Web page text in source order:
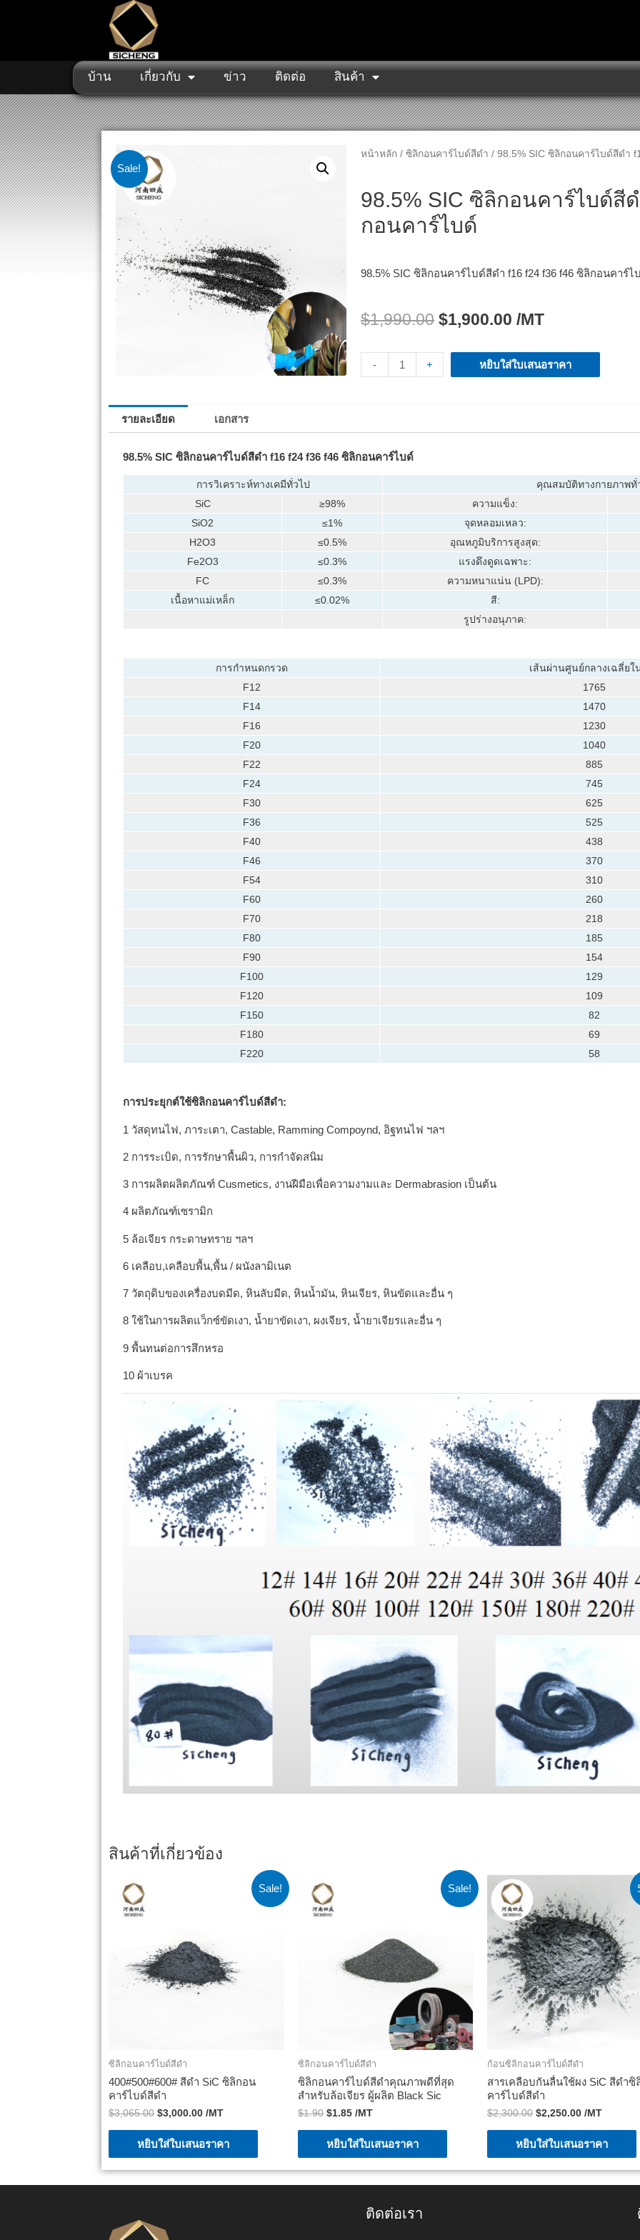
บ้าน เกี่ยวกับ ข่าว ติดต่อ สินค้า
Sale!
หน้าหลัก /ซิลิกอนคาร์ไบด์สีดำ / 98.5% SIC ซิลิกอนคาร์ไบด์สีดำ
98.5% SIC ซิลิกอนคาร์ไบด์สี
กอนคาร์ไบด์
98.5% SIC ซิลิกอนคาร์ไบด์สีดำ f16 f24 f36 f46 ซิลิกอนคาร์ไ
$1,990.00 $1,900.00 /MT
- + หยิบใส่ใบเสนอราคา
รายละเอียด เอกสาร
98.5% SIC ซิลิกอนคาร์ไบด์สีดำ f16 f24 f36 f46 ซิลิกอนคาร์ไบด์
การวิเคราะห์ทางเคมีทั่วไป
คุณสมบัติทางกายภาพทั่
SiC
≥98% ความแข็ง:
SiO2
≤1% จุดหลอมเหลว:
H2O3
≤0.5% อุณหภูมิบริการสูงสุด:
Fe2O3
≤0.3% แรงดึงดูดเฉพาะ:
FC
≤0.3% ความหนาแน่น (LPD):
เนื้อหาแม่เหล็ก
≤0.02% สี:
รูปร่างอนุภาค:
การกำหนดกรวด
เส้นผ่านศูนย์กลางเฉลี่ยใ
F12
1765
F14
1470
F16
1230
F20
1040
F22
885
F24
745
F30
625
F36
525
F40
438
F46
370
F54
310
F60
260
F70
218
F80
185
F90
154
F100
129
F120
109
F150
82
F180
69
F220
58
การประยุกต์ใช้ซิลิกอนคาร์ไบด์สีดำ:
1 วัสดุทนไฟ, ภาระเตา, Castable, Ramming Compoynd, อิฐทนไฟ ฯลฯ
2 การระเบิด, การรักษาพื้นผิว, การกำจัดสนิม
3 การผลิตผลิตภัณฑ์ Cusmetics, งานฝีมือเพื่อความงามและ Dermabrasion เป็นต้น
4 ผลิตภัณฑ์เซรามิก
5 ล้อเจียร กระดาษทราย ฯลฯ
6 เคลือบ,เคลือบพื้น,พื้น / ผนังลามิเนต
7 วัตถุดิบของเครื่องบดมีด, หินลับมีด, หินน้ำมัน, หินเจียร, หินขัดและอื่น ๆ
8 ใช้ในการผลิตแว็กซ์ขัดเงา, น้ำยาขัดเงา, ผงเจียร, น้ำยาเจียรและอื่น ๆ
9 พื้นทนต่อการสึกหรอ
10 ผ้าเบรค
สินค้าที่เกี่ยวข้อง
Sale!
ซิลิกอนคาร์ไบด์สีดำ
400#500#600# สีดำ SiC ซิลิกอน
คาร์ไบด์สีดำ
$3,065.00 $3,000.00 /MT
หยิบใส่ใบเสนอราคา
Sale!
ซิลิกอนคาร์ไบด์สีดำ
ซิลิกอนคาร์ไบด์สีดำคุณภาพดีที่สุด
สำหรับล้อเจียร ผู้ผลิต Black Sic
$1.90 $1.85 /MT
หยิบใส่ใบเสนอราคา
ก้อนซิลิกอนคาร์ไบด์สีดำ
สารเคลือบกันลื่นใช้ผง SiC สีดำซิ
คาร์ไบด์สีดำ
$2,300.00 $2,250.00 /MT
หยิบใส่ใบเสนอราคา
ติดต่อเรา